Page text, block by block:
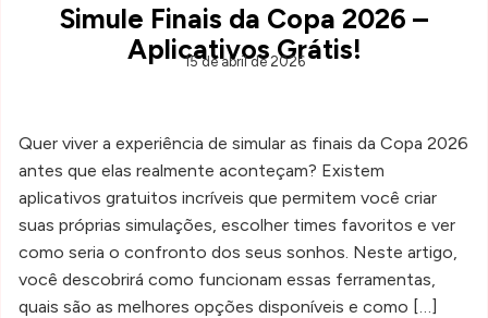
Simule Finais da Copa 2026 –
Aplicativos Grátis!
15 de abril de 2026
Quer viver a experiência de simular as finais da Copa 2026
antes que elas realmente aconteçam? Existem
aplicativos gratuitos incríveis que permitem você criar
suas próprias simulações, escolher times favoritos e ver
como seria o confronto dos seus sonhos. Neste artigo,
você descobrirá como funcionam essas ferramentas,
quais são as melhores opções disponíveis e como […]